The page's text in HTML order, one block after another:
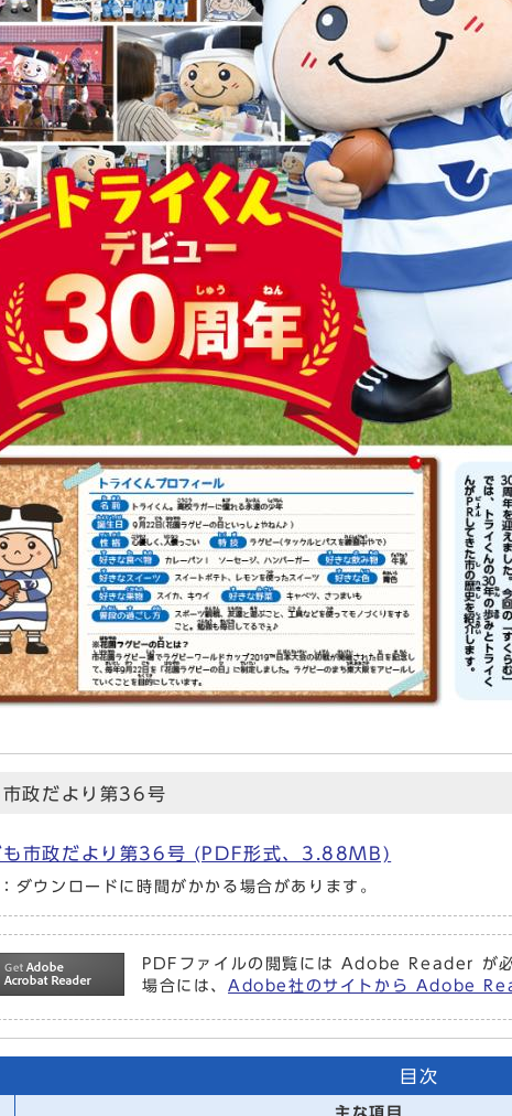
市政だより第36号
も市政だより第36号 (PDF形式、3.88MB)
ダウンロードに時間がかかる場合があります。
PDFファイルの閲覧には Adobe Reader が
場合には、 Adobe社のサイトから Adobe
目次
主な項目